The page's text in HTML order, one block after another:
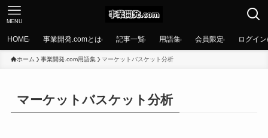
MENU
HOME 事業開発.comとは 記事一覧 用語集 会員限定 ログイ
ホーム 事業開発.com用語集 マーケットバスケット分析
マーケットバスケット分析